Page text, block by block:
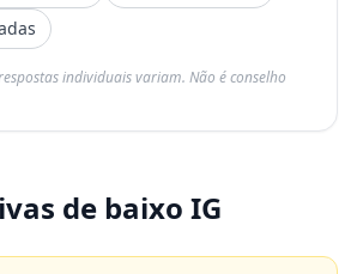
individuais variam. Não é conselho
de baixo IG